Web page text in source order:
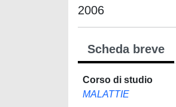
2006
Scheda breve
Corso di studio
MALATTIE